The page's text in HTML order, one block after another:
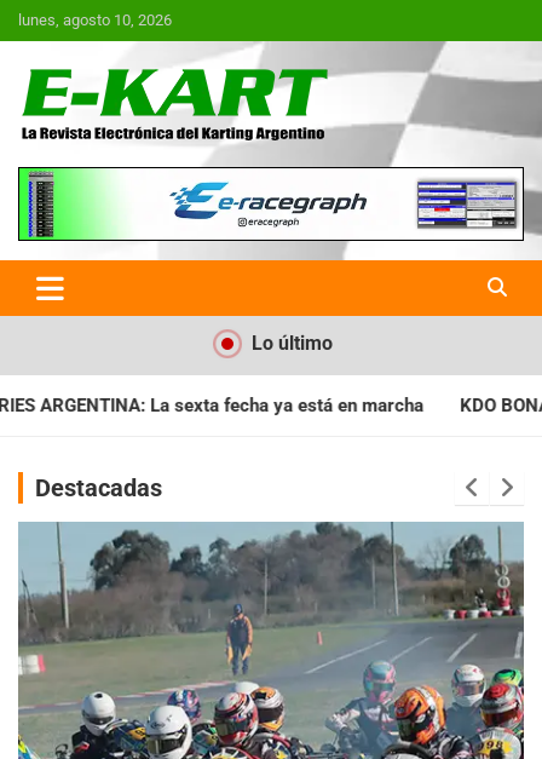
Saltar
al
lunes, agosto 10, 2026
E-Kart.com.ar | La Revista
Electrónica del Karting en
Argentina
Lo último
ya está en marcha KDO BONAERENSE: Con la vara bien
Destacadas